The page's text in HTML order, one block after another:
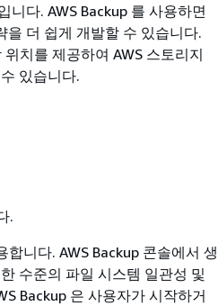
다. AWS Backup 를 사용하면
을 더 쉽게 개발할 수 있습니다.
치를 제공하여 AWS 스토리지
있습니다.
.
니다. AWS Backup 콘솔에서 생
수준의 파일 시스템 일관성 및
Backup 은 사용자가 시작하거